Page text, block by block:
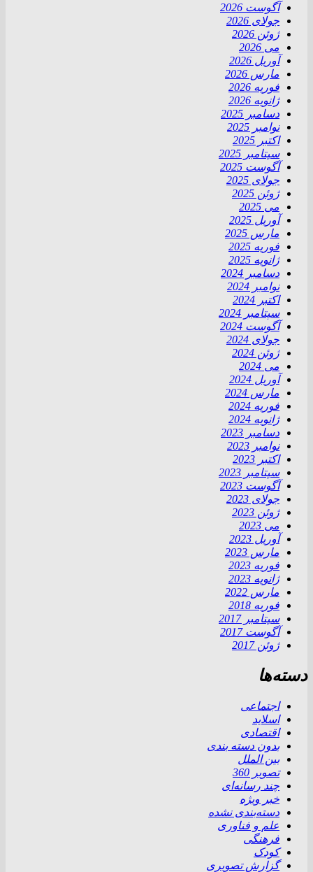
آگوست 2026
جولای 2026
ژوئن 2026
می 2026
آوریل 2026
مارس 2026
فوریه 2026
ژانویه 2026
دسامبر 2025
نوامبر 2025
اکتبر 2025
سپتامبر 2025
آگوست 2025
جولای 2025
ژوئن 2025
می 2025
آوریل 2025
مارس 2025
فوریه 2025
ژانویه 2025
دسامبر 2024
نوامبر 2024
اکتبر 2024
سپتامبر 2024
آگوست 2024
جولای 2024
ژوئن 2024
می 2024
آوریل 2024
مارس 2024
فوریه 2024
ژانویه 2024
دسامبر 2023
نوامبر 2023
اکتبر 2023
سپتامبر 2023
آگوست 2023
جولای 2023
ژوئن 2023
می 2023
آوریل 2023
مارس 2023
فوریه 2023
ژانویه 2023
مارس 2022
فوریه 2018
سپتامبر 2017
آگوست 2017
ژوئن 2017
دسته‌ها
اجتماعی
اسلاید
اقتصادی
بدون دسته بندی
بین الملل
تصویر 360
چند رسانه‌ای
خبر ویژه
دسته‌بندی نشده
علم و فناوری
فرهنگی
کودک
گزارش تصویری